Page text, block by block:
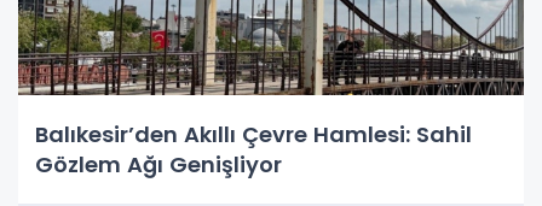
Balıkesir’den Akıllı Çevre Hamlesi: Sahil
Gözlem Ağı Genişliyor